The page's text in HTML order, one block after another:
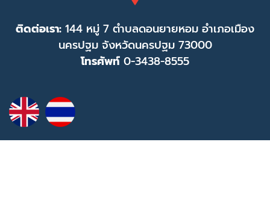
ติดต่อเรา: 144 หมู่ 7 ตำบลดอนยายหอม อำเภอเมือง
นครปฐม จังหวัดนครปฐม 73000
โทรศัพท์ 0-3438-8555